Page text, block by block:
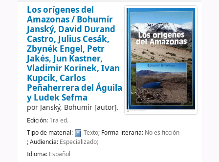
Los orígenes del
Amazonas / Bohumír
Janský, David Durand
Castro, Julius Cesák,
Zbynék Engel, Petr
Jakés, Jun Kastner,
Vladimir Korinek, Ivan
Kupcik, Carlos
Peñaherrera del Águila
y Ludek Sefma
por Janský, Bohumír[autor].
Edición: 1ra ed.
Tipo de material:
Texto; Forma literaria: No es ficción
; Audiencia: Especializado;
Idioma: Español